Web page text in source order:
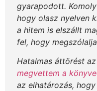
gyarapodott.
hogy olasz nyelven
a hitem is elszállt
fel, hogy
Hatalmas áttörést
megvettem a
az elhatározás,